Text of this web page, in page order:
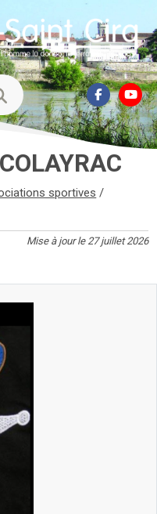
sportives /
Mise à jour le 27 juillet 2026